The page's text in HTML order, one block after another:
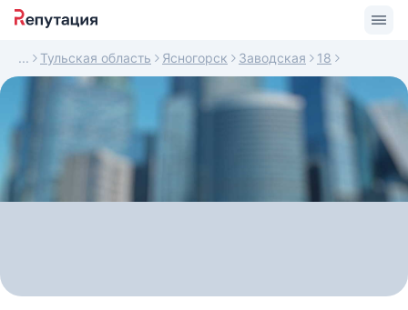
Тульская область Ясногорск Заводская 18